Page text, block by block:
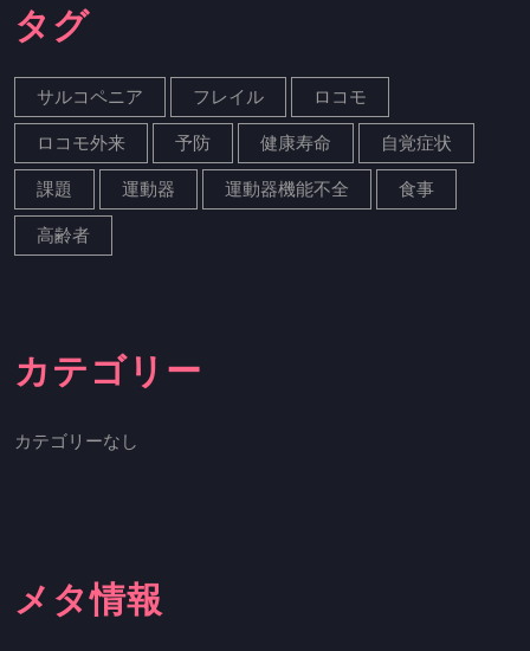
タグ
サルコペニア フレイル ロコモ
ロコモ外来 予防 健康寿命 自覚症状
課題 運動器 運動器機能不全 食事
高齢者
カテゴリー
カテゴリーなし
メタ情報